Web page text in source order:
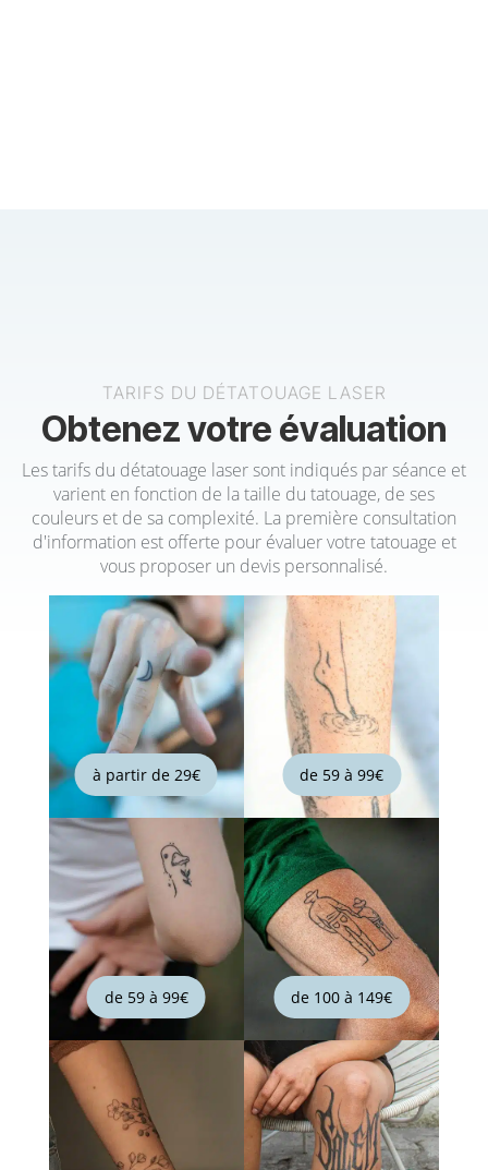
TARIFS DU DÉTATOUAGE LASER
Obtenez votre évaluation
Les tarifs du détatouage laser sont indiqués par séance et
varient en fonction de la taille du tatouage, de ses
couleurs et de sa complexité. La première consultation
d'information est offerte pour évaluer votre tatouage et
vous proposer un devis personnalisé.
à partir de 29€ de 59 à 99€
de 59 à 99€ de 100 à 149€